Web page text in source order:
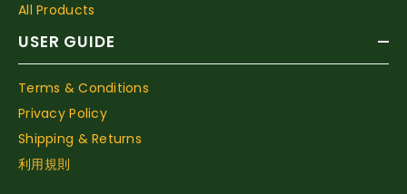
All Products
USER GUIDE
Terms & Conditions
Privacy Policy
Shipping & Returns
利用規則